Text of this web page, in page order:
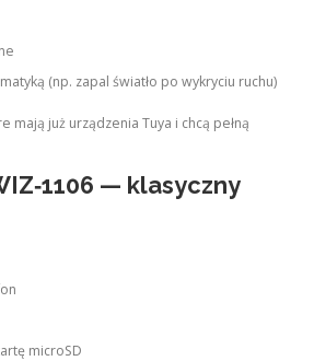
(np. zapal światło po wykryciu ruchu)
mają już urządzenia Tuya i chcą pełną
— klasyczny
microSD